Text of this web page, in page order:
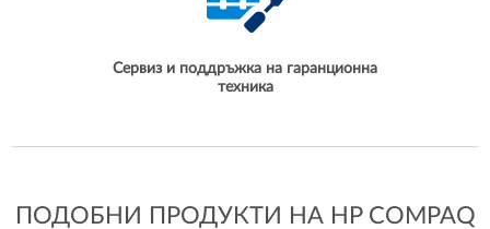
Сервиз и поддръжка на гаранционна
техника
ПОДОБНИ ПРОДУКТИ НА HP COMPAQ